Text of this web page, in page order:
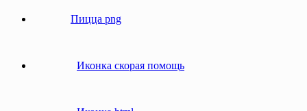
Пицца png
Иконка скорая помощь